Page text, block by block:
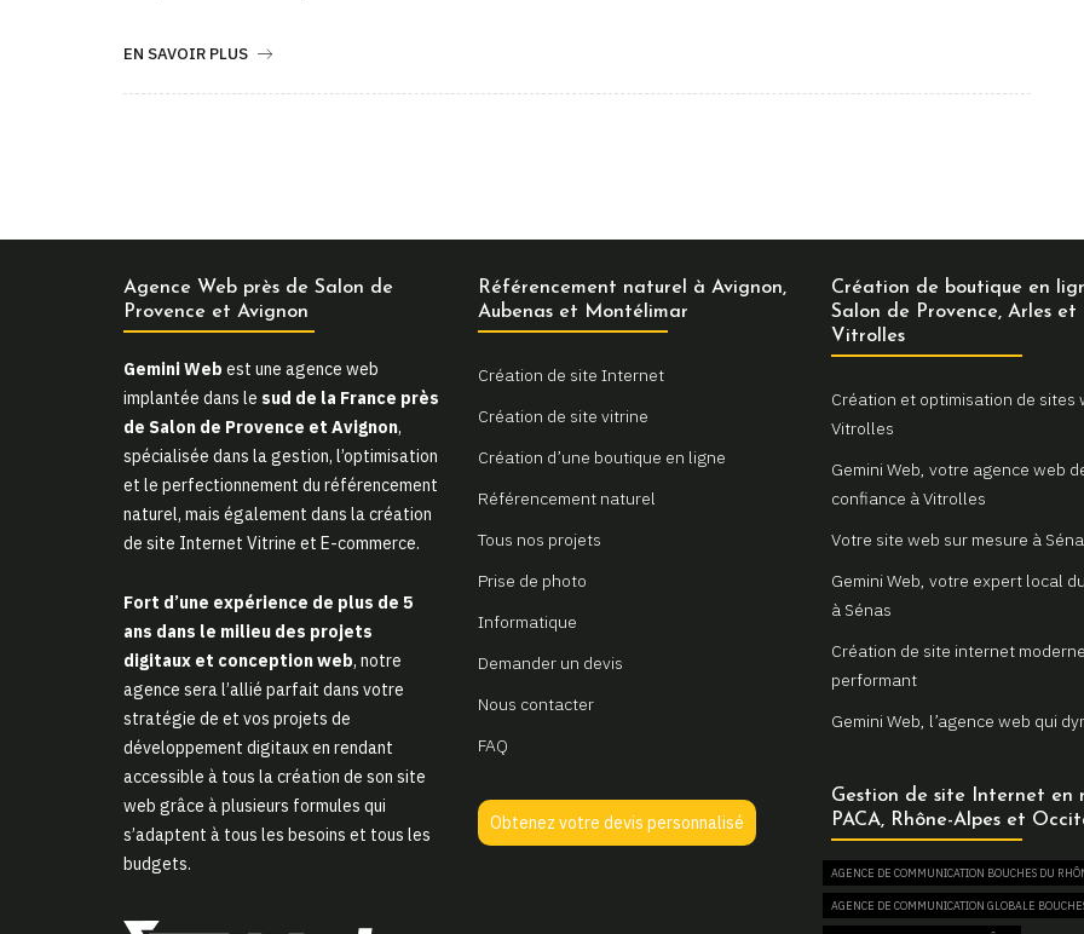
EN SAVOIR PLUS
Agence Web près de Salon de
Provence et Avignon
Gemini Web est une agence web
implantée dans le sud de la France près
de Salon de Provence et Avignon,
spécialisée dans la gestion, l’optimisation
et le perfectionnement du référencement
naturel, mais également dans la création
de site Internet Vitrine et E-commerce.
Fort d’une expérience de plus de 5
ans dans le milieu des projets
digitaux et conception web, notre
agence sera l’allié parfait dans votre
stratégie de et vos projets de
développement digitaux en rendant
accessible à tous la création de son site
web grâce à plusieurs formules qui
s’adaptent à tous les besoins et tous les
budgets.
Référencement naturel à Avignon,
Aubenas et Montélimar
Création de site Internet
Création de site vitrine
Création d’une boutique en ligne
Référencement naturel
Tous nos projets
Prise de photo
Informatique
Demander un devis
Nous contacter
FAQ
Obtenez votre devis personnalisé
Création de boutique en
Salon de Provence, Arles et
Vitrolles
Création et optimisation de sites
Vitrolles
Gemini Web, votre agence web
confiance à Vitrolles
Votre site web sur mesure à
Gemini Web, votre expert local
à Sénas
Création de site internet
performant
Gemini Web, l’agence web qui
Votre site web sur mesure à
de Provence
Gemini Web, votre partenaire
Saint Rémy de Provence
Gestion de site Internet en
PACA, Rhône-Alpes et
AGENCE DE COMMUNICATION BOUCHES DU
AGENCE DE COMMUNICATION GLOBALE